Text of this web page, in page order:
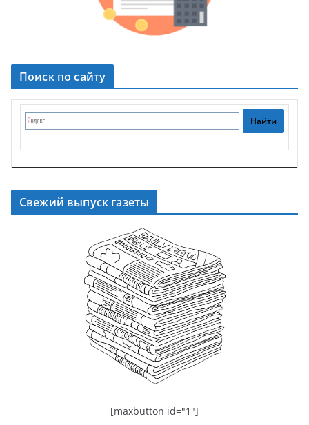
Поиск по сайту
Свежий выпуск газеты
[maxbutton id="1"]